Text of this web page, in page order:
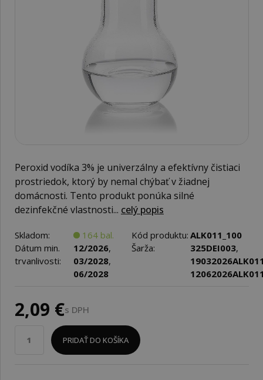
Peroxid vodíka 3% je univerzálny a efektívny čistiaci
prostriedok, ktorý by nemal chýbať v žiadnej
domácnosti. Tento produkt ponúka silné
dezinfekčné vlastnosti... celý popis
Skladom: 164 bal. Kód produktu: ALK011_100
Dátum min.
trvanlivosti:
12/2026,
03/2028,
06/2028
Šarža: 325DEI003,
2,09 €s DPH
PRIDAŤ DO KOŠÍKA